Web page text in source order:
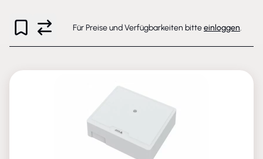
Für Preise und Verfügbarkeiten bitteeinloggen.